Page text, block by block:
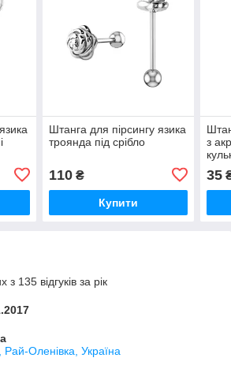
Штанга для пірсингу язика
троянда під срібло
110₴
Купити
з
35
135 відгуків за рік
Рай-Оленівка, Україна